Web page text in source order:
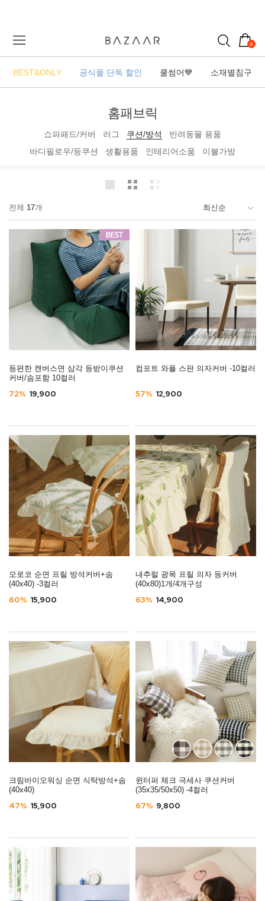
0
BEST&ONLY 공식몰 단독 할인 쿨썸머💙 소재별침구
홈패브릭
쇼파패드/커버 러그 쿠션/방석
반려동물 용품
바디필로우/등쿠션
생활용품 인테리어소품 이불가방
전체 17개
등편한 캔버스면 삼각 등받이쿠션
커버/솜포함 10컬러
72% 19,900
컴포트 와플 스판 의자커버 -10컬러
57% 12,900
모로코 순면 프릴 방석커버+솜
(40x40) -3컬러
60% 15,900
내추럴 광목 프릴 의자 등커버
(40x80)1개/4개구성
63% 14,900
크림바이오워싱 순면 식탁방석+솜
(40x40)
47% 15,900
윈터퍼 체크 극세사 쿠션커버
(35x35/50x50) -4컬러
67% 9,800